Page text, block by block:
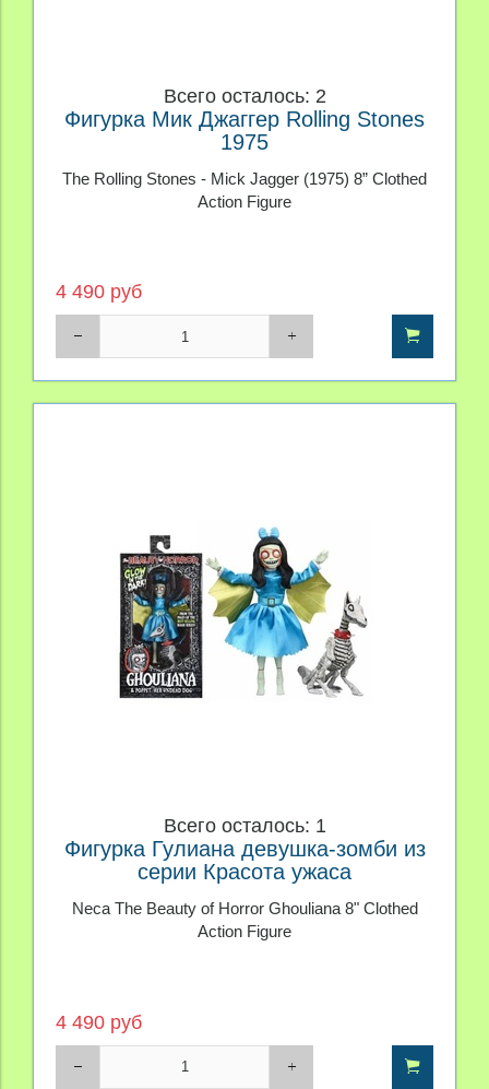
Всего осталось: 2
Фигурка Мик Джаггер Rolling Stones
1975
The Rolling Stones - Mick Jagger (1975) 8” Clothed
Action Figure
4 490 руб
Всего осталось: 1
Фигурка Гулиана девушка-зомби из
серии Красота ужаса
Neca The Beauty of Horror Ghouliana 8" Clothed
Action Figure
4 490 руб